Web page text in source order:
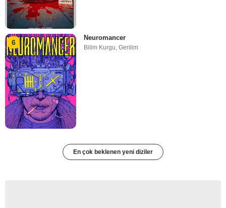
6
Neuromancer
Bilim Kurgu,Gerilim
En çok beklenen yeni diziler